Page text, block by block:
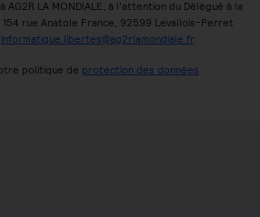
AG2R LA MONDIALE, à l’attention du Délégué à la
rue Anatole France, 92599 Levallois-Perret
informatique.libertes@ag2rlamondiale.fr.
politique de protection des données